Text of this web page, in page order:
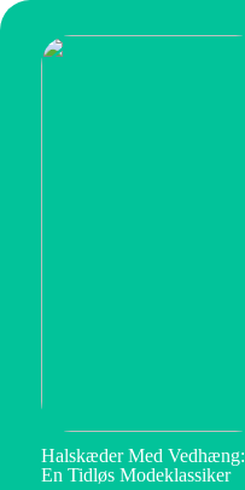
Halskæder Med Vedhæng:
En Tidløs Modeklassiker